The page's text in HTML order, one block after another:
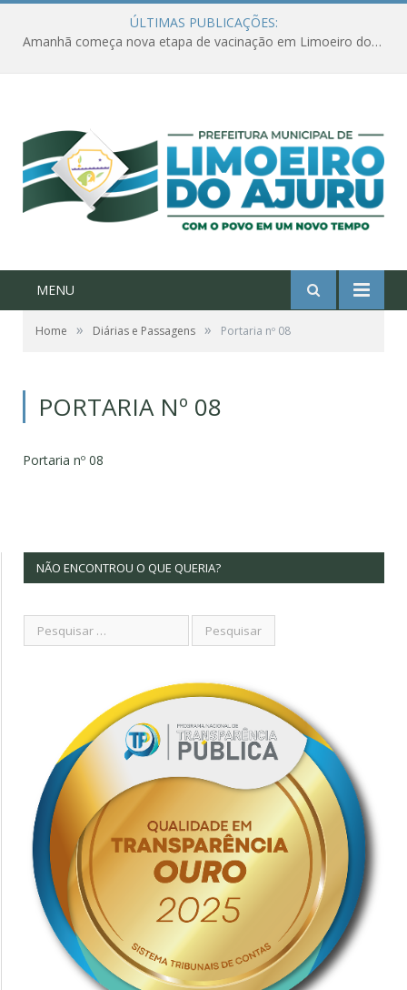
ÚLTIMAS PUBLICAÇÕES:
Amanhã começa nova etapa de vacinação em Limoeiro do Ajuru para idosos com 65 ou mais
MENU
Home » Diárias e Passagens » Portaria nº 08
PORTARIA Nº 08
Portaria nº 08
NÃO ENCONTROU O QUE QUERIA?